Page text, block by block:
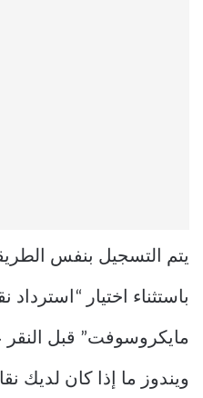
يتم التسجيل بنفس
باستثناء اختيار
مايكروسوفت” قبل النقر
ويندوز ما إذا كان لديك